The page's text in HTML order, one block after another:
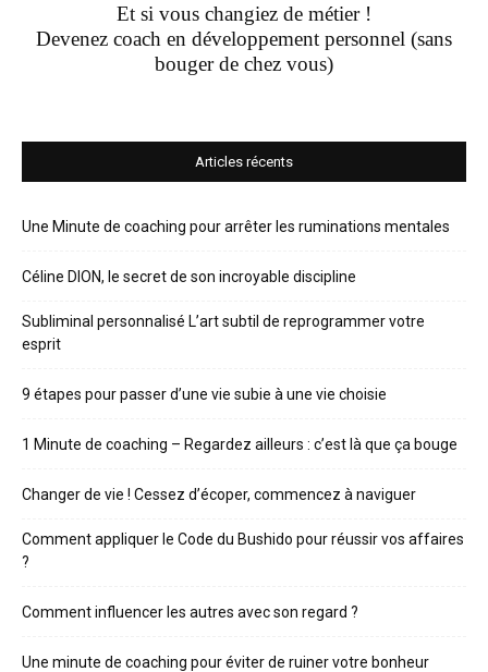
Et si vous changiez de métier !
Devenez coach en développement personnel (sans
bouger de chez vous)
Articles récents
Une Minute de coaching pour arrêter les ruminations mentales
Céline DION, le secret de son incroyable discipline
Subliminal personnalisé L’art subtil de reprogrammer votre
esprit
9 étapes pour passer d’une vie subie à une vie choisie
1 Minute de coaching – Regardez ailleurs : c’est là que ça bouge
Changer de vie ! Cessez d’écoper, commencez à naviguer
Comment appliquer le Code du Bushido pour réussir vos affaires
?
Comment influencer les autres avec son regard ?
Une minute de coaching pour éviter de ruiner votre bonheur